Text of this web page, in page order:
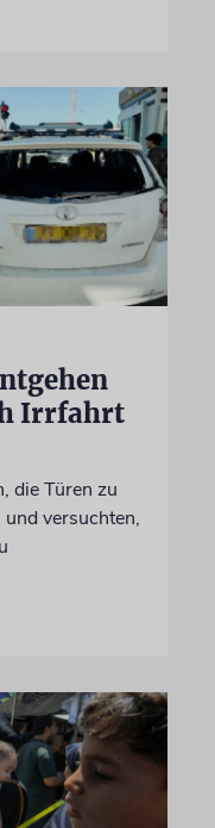
Irrfahrt
die Türen zu
versuchten,